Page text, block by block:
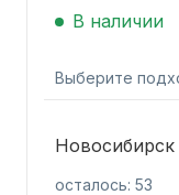
Запчасти для
В наличии
Выберите
Новосибирск
осталось: 53